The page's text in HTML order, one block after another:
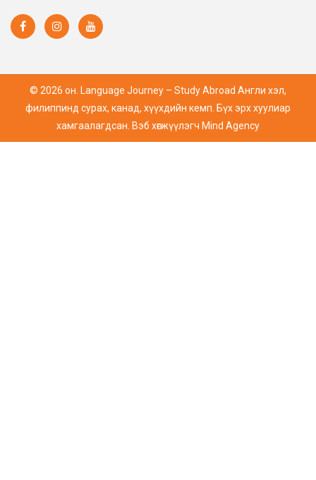
© 2026 он. Language Journey – Study Abroad Англи хэл,
филиппинд сурах, канад, хүүхдийн кемп. Бүх эрх хуулиар
хамгаалагдсан. Вэб хөгжүүлэгч Mind Agency